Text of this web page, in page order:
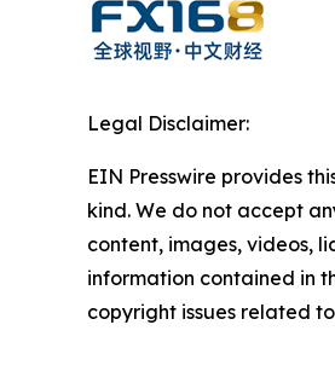
Legal Disclaimer:
EIN Presswire provides
kind. We do not accept
content, images, videos,
information contained in
copyright issues related